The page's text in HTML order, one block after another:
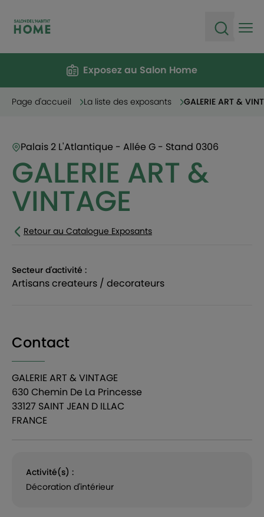
Exposez au Salon Home
Page d'accueil La liste des exposants GALERIE ART &
Palais 2 L'Atlantique - Allée G - Stand 0306
GALERIE ART &
VINTAGE
Retour au Catalogue Exposants
Secteur d'activité :
artisans createurs / decorateurs
Contact
GALERIE ART & VINTAGE
630 Chemin De La Princesse
33127 SAINT JEAN D ILLAC
FRANCE
Activité(s) :
Décoration d'intérieur